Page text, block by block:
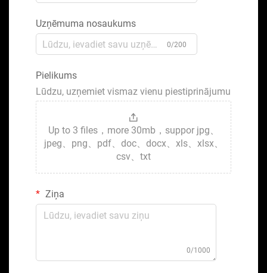
Uzņēmuma nosaukums
0/200
Pielikums
Lūdzu, uzņemiet vismaz vienu piestiprinājumu
Up to 3 files，more 30mb，suppor jpg、
jpeg、png、pdf、doc、docx、xls、xlsx、
csv、txt
Ziņa
0/1000